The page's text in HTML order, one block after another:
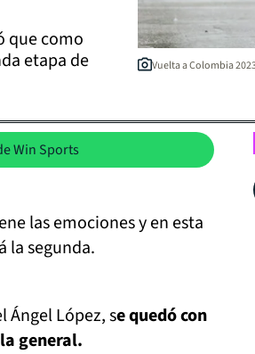
que como
etapa de
Vuelta a Colombia
Win Sports
las emociones y en esta
la segunda.
Ángel López, se quedó con
general.